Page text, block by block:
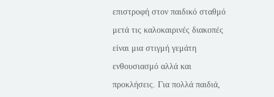
επιστροφή στον παιδικό σταθμό
μετά τις καλοκαιρινές διακοπές
είναι μια στιγμή γεμάτη
ενθουσιασμό αλλά και
προκλήσεις. Για πολλά παιδιά,